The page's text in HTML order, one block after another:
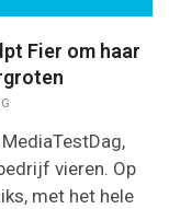
Fier om haar
vieren. Op
met het hele